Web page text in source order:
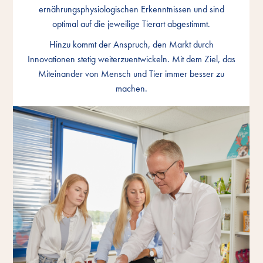
ernährungsphysiologischen Erkenntnissen und sind
optimal auf die jeweilige Tierart abgestimmt.
Hinzu kommt der Anspruch, den Markt durch
Innovationen stetig weiterzuentwickeln. Mit dem Ziel, das
Miteinander von Mensch und Tier immer besser zu
machen.
ernährungsphysiologischen Erkenntnissen und sind
optimal auf die jeweilige Tierart abgestimmt.
Hinzu kommt der Anspruch, den Markt durch
Innovationen stetig weiterzuentwickeln. Mit dem Ziel, das
Miteinander von Mensch und Tier immer besser zu
machen.
ernährungsphysiologischen Erkenntnissen und sind
optimal auf die jeweilige Tierart abgestimmt.
Hinzu kommt der Anspruch, den Markt durch
Innovationen stetig weiterzuentwickeln. Mit dem Ziel, das
Miteinander von Mensch und Tier immer besser zu
machen.